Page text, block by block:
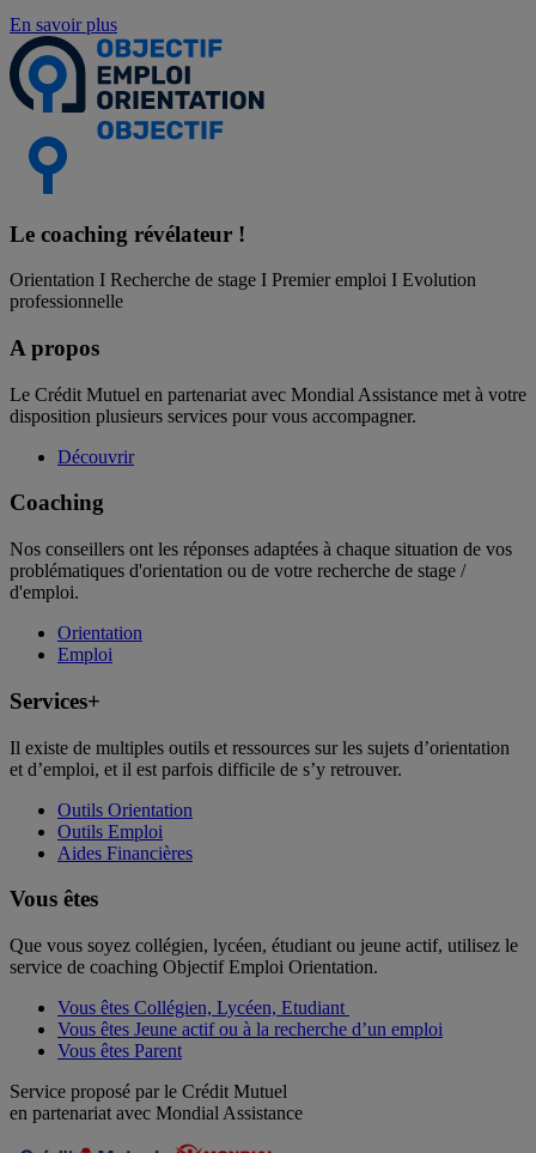
En savoir plus
Le coaching révélateur !
Orientation I Recherche de stage I Premier emploi I Evolution
professionnelle
A propos
Le Crédit Mutuel en partenariat avec Mondial Assistance met à votre
disposition plusieurs services pour vous accompagner.
Découvrir
Coaching
Nos conseillers ont les réponses adaptées à chaque situation de vos
problématiques d'orientation ou de votre recherche de stage /
d'emploi.
Orientation
Emploi
Services+
Il existe de multiples outils et ressources sur les sujets d’orientation
et d’emploi, et il est parfois difficile de s’y retrouver.
Outils Orientation
Outils Emploi
Aides Financières
Vous êtes
Que vous soyez collégien, lycéen, étudiant ou jeune actif, utilisez le
service de coaching Objectif Emploi Orientation.
Vous êtes Collégien, Lycéen, Etudiant
Vous êtes Jeune actif ou à la recherche d’un emploi
Vous êtes Parent
Service proposé par le Crédit Mutuel
en partenariat avec Mondial Assistance